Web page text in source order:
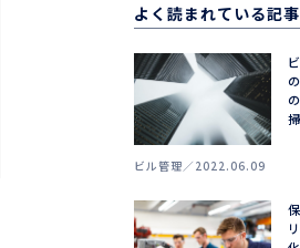
よく読まれている記事
ビル管理 2022.06.09